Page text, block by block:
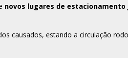
novos lugares de estacionamento
causados, estando a circulação